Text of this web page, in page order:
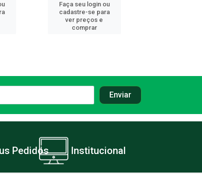
Faça seu login ou
cadastre-se para
ver preços e
comprar
Pedidos Institucional